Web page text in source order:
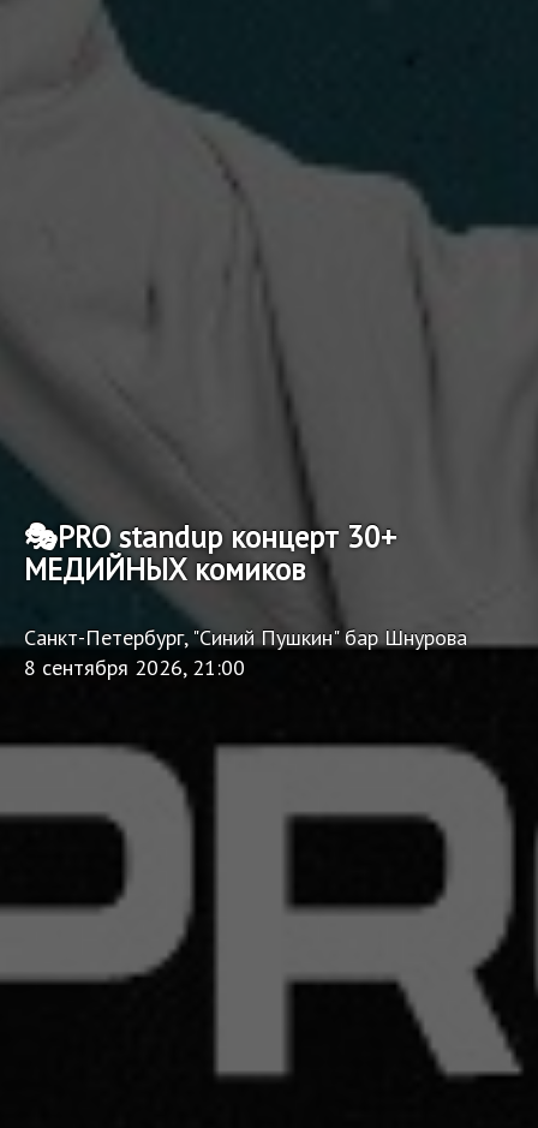
🎭PRO standup концерт 30+
МЕДИЙНЫХ комиков
Санкт-Петербург, "Синий Пушкин" бар Шнурова
8 сентября 2026, 21:00